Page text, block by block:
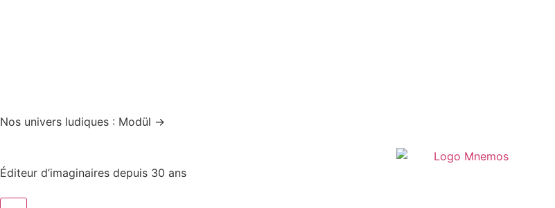
Nos univers ludiques : Modül →
Éditeur d’imaginaires depuis 30 ans